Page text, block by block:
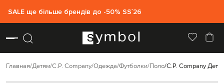
SALE ще більше брендів до -50% SS`26
Главная Детям C.P. Company Одежда Футболки Поло C.P. Company